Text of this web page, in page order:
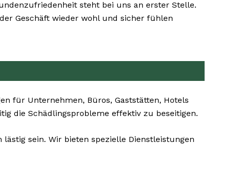
steht bei uns an erster Stelle.
Geschäft wieder wohl und sicher fühlen
für Unternehmen, Büros, Gaststätten, Hotels
die Schädlingsprobleme effektiv zu beseitigen.
sein. Wir bieten spezielle Dienstleistungen